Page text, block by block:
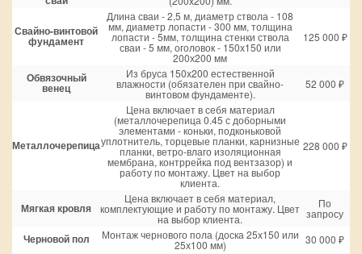
Свайно-винтовой
фундамент
Длина сваи - 2,5 м, диаметр ствола - 108
мм, диаметр лопасти - 300 мм, толщина
лопасти - 5мм, толщина стенки ствола
сваи - 5 мм, оголовок - 150х150 или
200х200 мм
125 000 ₽
Обвязочный
венец
Из бруса 150х200 естественной
влажности (обязателен при свайно-
винтовом фундаменте).
52 000 ₽
Металлочерепица
Цена включает в себя материал
(металлочерепица 0.45 с доборными
элементами - коньки, подконьковой
уплотнитель, торцевые планки, карнизные
планки, ветро-влаго изоляционная
мембрана, контррейка под вентзазор) и
работу по монтажу. Цвет на выбор
клиента.
228 000 ₽
Мягкая кровля
Цена включает в себя материал,
комплектующие и работу по монтажу. Цвет
на выбор клиента.
По
запросу
Черновой пол Монтаж чернового пола (доска 25х150 или
25х100 мм) 30 000 ₽